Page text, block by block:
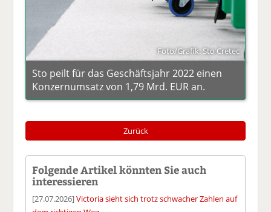
Foto/Grafik: Sto Cretec
Sto peilt für das Geschäftsjahr 2022 einen
Konzernumsatz von 1,79 Mrd. EUR an.
Zurück
Folgende Artikel könnten Sie auch
interessieren
[27.07.2026]Victoria sieht sich trotz schwacher Zahlen auf